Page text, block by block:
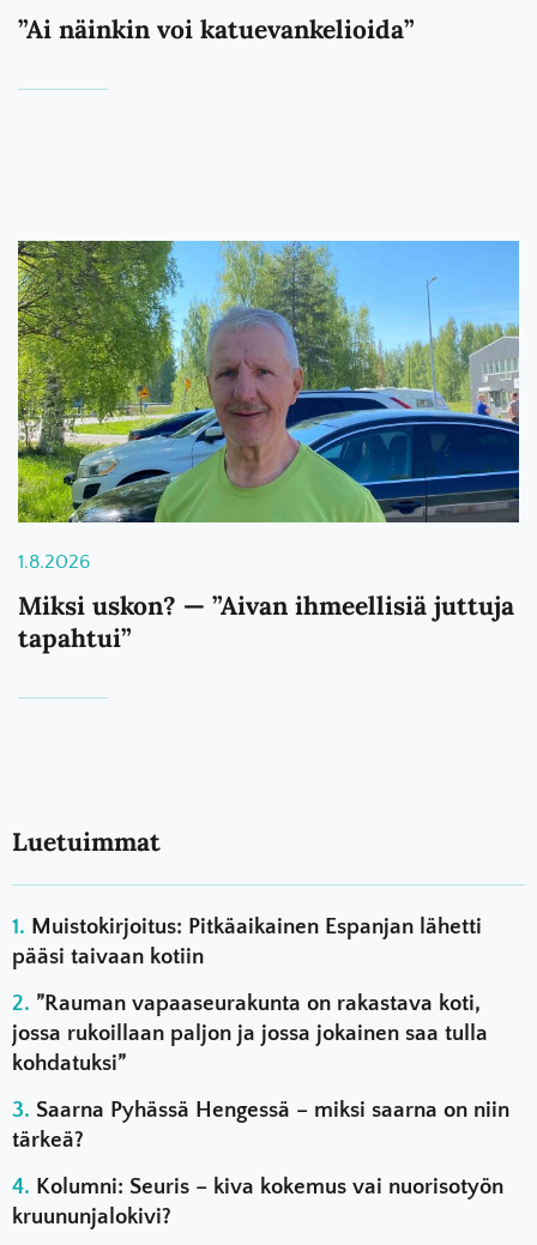
”Ai näinkin voi katuevankelioida”
1.8.2026
Miksi uskon? — ”Aivan ihmeellisiä juttuja
tapahtui”
Luetuimmat
Muistokirjoitus: Pitkäaikainen Espanjan lähetti
pääsi taivaan kotiin
”Rauman vapaaseurakunta on rakastava koti,
jossa rukoillaan paljon ja jossa jokainen saa tulla
kohdatuksi”
Saarna Pyhässä Hengessä – miksi saarna on niin
tärkeä?
Kolumni: Seuris – kiva kokemus vai nuorisotyön
kruununjalokivi?